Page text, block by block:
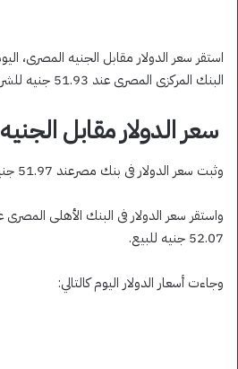
البنك المركزى المصرى عند 51.93 جنيه للشراء 52.07 جنيهًا للبيع.
سعر الدولار مقابل الجنيه
وثبت سعر الدولار فى بنك مصرعند 51.97 جنيه للشراء 52.07 جنيه للبيع.
52.07 جنيه للبيع.
وجاءت أسعار الدولار اليوم كالتالي: